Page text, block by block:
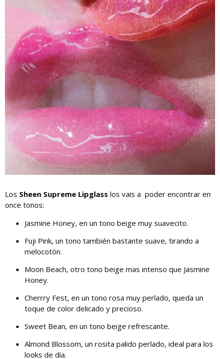
Los Sheen Supreme Lipglass los vais a poder encontrar en
once tonos:
Jasmine Honey, en un tono beige muy suavecito.
Fuji Pink, un tono también bastante suave, tirando a
melocotón.
Moon Beach, otro tono beige mas intenso que Jasmine
Honey.
Cherrry Fest, en un tono rosa muy perlado, queda un
toque de color delicado y precioso.
Sweet Bean, en un tono beige refrescante.
Almond Blossom, un rosita palido perlado, ideal para los
looks de día.